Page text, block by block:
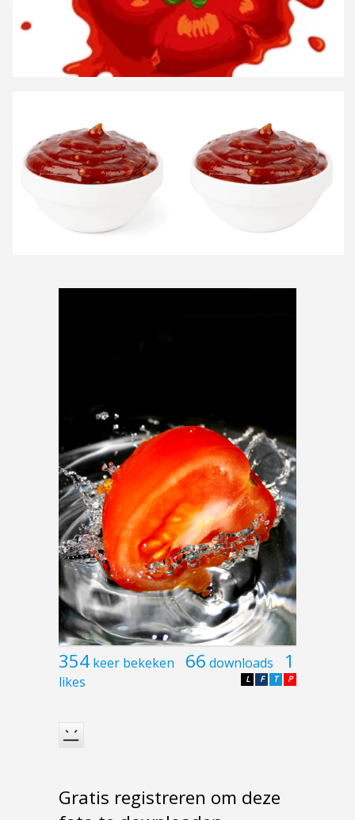
354 keer bekeken 66 downloads 1
likes P
T
F
L
Gratis registreren om deze